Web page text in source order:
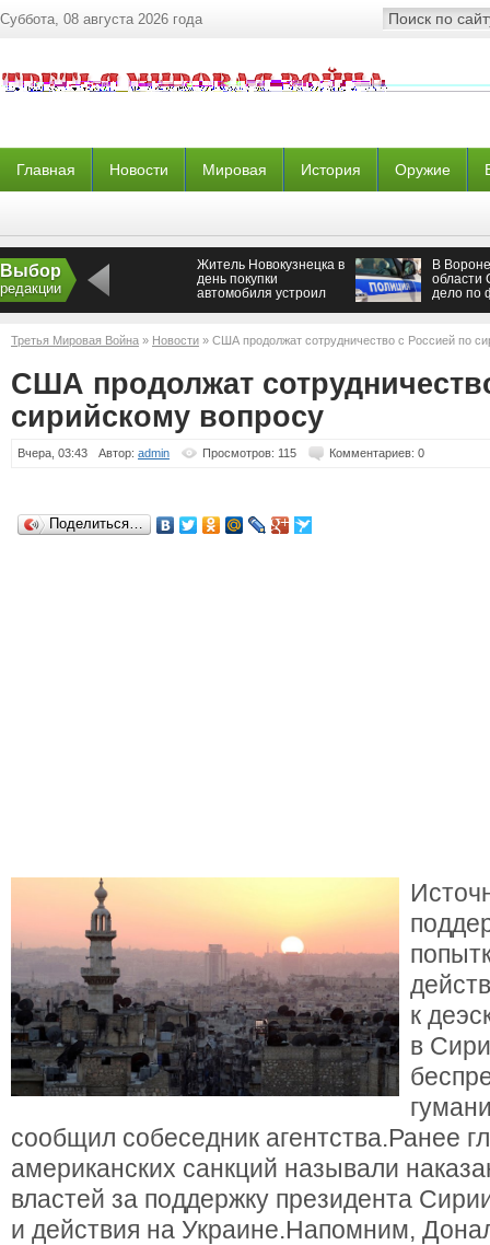
Суббота, 08 августа 2026 года
Главная Новости Мировая История Оружие
Выбор
редакции
Житель Новокузнецка в
день покупки
автомобиля устроил
В
области
дело по
Третья Мировая Война » Новости » США продолжат сотрудничество с Россией по
США продолжат
сирийскому вопросу
Вчера, 03:43 Автор: admin Просмотров: 115 Комментариев: 0
Поделиться…
к
в
сообщил собеседник агентства.Ранее
американских санкций называли
властей за поддержку президента
и действия на Украине.Напомним,